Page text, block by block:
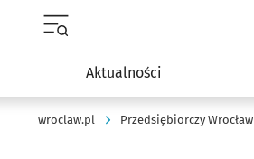
Aktualności
wroclaw.pl Przedsiębiorczy Wrocław